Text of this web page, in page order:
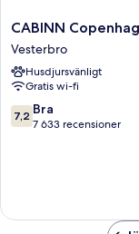
CABINN
Copenhagen
Vesterbro
CABINN
Vesterbro
Husdjursvänligt
Gratis wi-fi
7.2
av
7,2 Bra
7 633 recensioner